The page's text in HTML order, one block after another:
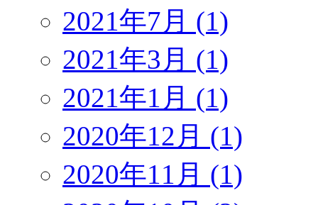
2021年7月 (1)
2021年3月 (1)
2021年1月 (1)
2020年12月 (1)
2020年11月 (1)